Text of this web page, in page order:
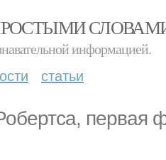
информацией.
статьи
первая